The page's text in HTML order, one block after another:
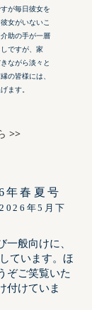
が毎日彼女を
女がいないこ
助の手が一層
ですが、家
ながら淡々と
の皆様には、
ます。
>>
年春夏号
2026 年5月下
般向けに、
ています。ほ
ぞご笑覧いた
付けていま